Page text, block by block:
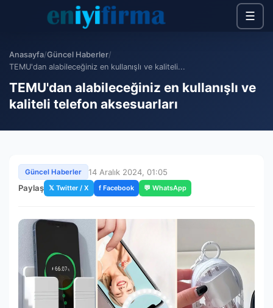
☰
Anasayfa/Güncel Haberler/
TEMU'dan alabileceğiniz en kullanışlı ve kaliteli...
TEMU'dan alabileceğiniz en kullanışlı ve
kaliteli telefon aksesuarları
Güncel Haberler
14 Aralık 2024, 01:05
Paylaş 𝕏 Twitter / X f Facebook 💬 WhatsApp